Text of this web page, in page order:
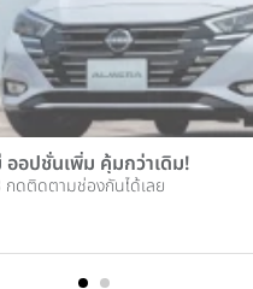
อปชั่นเพิ่ม คุ้มกว่าเดิม!
ดติดตามช่องกันได้เลย